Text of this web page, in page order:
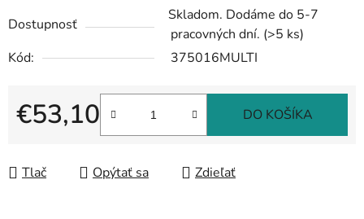
Dostupnosť
Skladom. Dodáme do 5-7
pracovných dní. (>5 ks)
Kód:
375016MULTI
€53,10
Jednotková cena:
DO KOŠÍKA
Tlač Opýtať sa Zdieľať